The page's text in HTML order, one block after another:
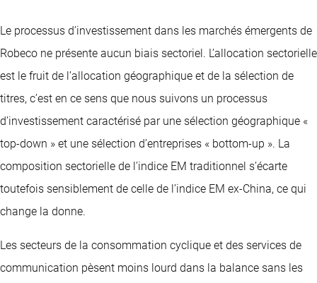
Le processus d’investissement dans les marchés émergents de
Robeco ne présente aucun biais sectoriel. L’allocation sectorielle
est le fruit de l’allocation géographique et de la sélection de
titres, c’est en ce sens que nous suivons un processus
d’investissement caractérisé par une sélection géographique «
top-down » et une sélection d’entreprises « bottom-up ». La
composition sectorielle de l’indice EM traditionnel s’écarte
toutefois sensiblement de celle de l’indice EM ex-China, ce qui
change la donne.
Les secteurs de la consommation cyclique et des services de
communication pèsent moins lourd dans la balance sans les